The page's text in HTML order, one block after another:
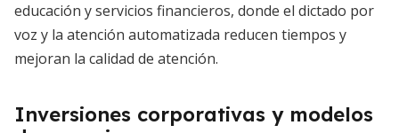
educación y servicios financieros, donde el dictado por
voz y la atención automatizada reducen tiempos y
mejoran la calidad de atención.
Inversiones corporativas y modelos